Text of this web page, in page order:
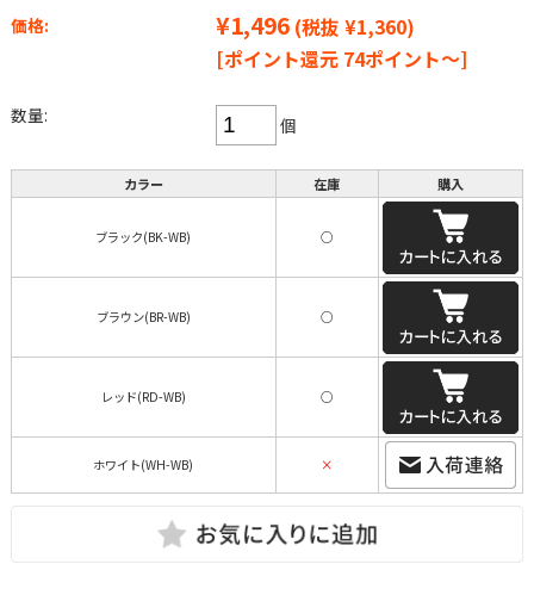
価格: ¥1,496 (税抜 ¥1,360)
[ポイント還元 74ポイント～]
数量: 個
カラー 在庫 購入
ブラック(BK-WB) ○
ブラウン(BR-WB) ○
レッド(RD-WB) ○
ホワイト(WH-WB) ×